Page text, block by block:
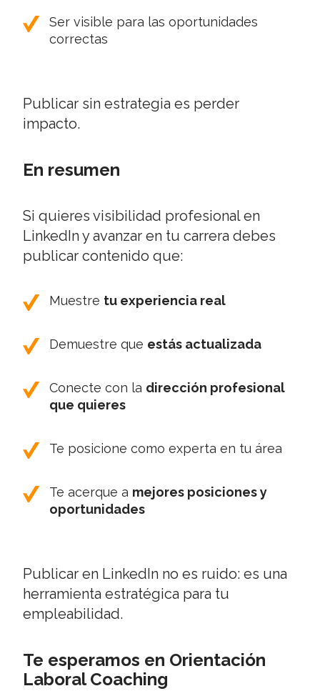
Ser visible para las oportunidades
correctas
Publicar sin estrategia es perder
impacto.
En resumen
Si quieres visibilidad profesional en
LinkedIn y avanzar en tu carrera debes
publicar contenido que:
Muestre tu experiencia real
Demuestre que estás actualizada
Conecte con la dirección profesional
que quieres
Te posicione como experta en tu área
Te acerque a mejores posiciones y
oportunidades
Publicar en LinkedIn no es ruido: es una
herramienta estratégica para tu
empleabilidad.
Te esperamos en Orientación
Laboral Coaching